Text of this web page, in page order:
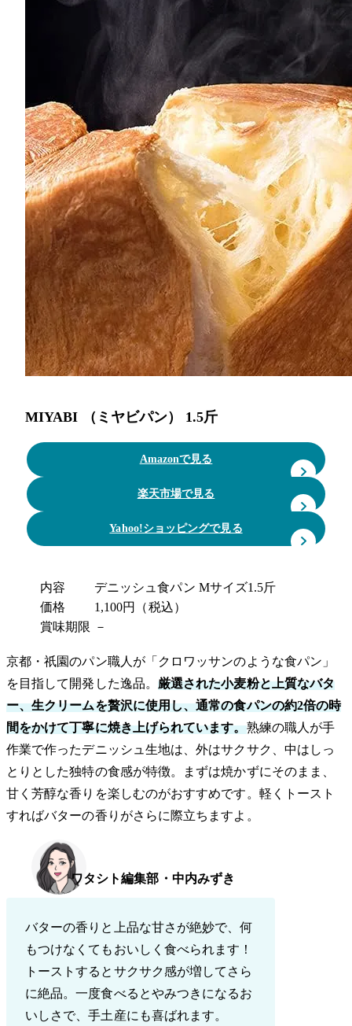
MIYABI （ミヤビパン） 1.5斤
Amazonで見る
楽天市場で見る
Yahoo!ショッピングで見る
内容
デニッシュ食パン Mサイズ1.5斤
価格
1,100円（税込）
賞味期限 －
京都・祇園のパン職人が「クロワッサンのような食パン」
を目指して開発した逸品。 厳選された小麦粉と上質なバタ
ー、生クリームを贅沢に使用し、通常の食パンの約2倍の時
間をかけて丁寧に焼き上げられています。熟練の職人が手
作業で作ったデニッシュ生地は、外はサクサク、中はしっ
とりとした独特の食感が特徴。まずは焼かずにそのまま、
甘く芳醇な香りを楽しむのがおすすめです。軽くトースト
すればバターの香りがさらに際立ちますよ。
ワタシト編集部・中内みずき
バターの香りと上品な甘さが絶妙で、何
もつけなくてもおいしく食べられます！
トーストするとサクサク感が増してさら
に絶品。一度食べるとやみつきになるお
いしさで、手土産にも喜ばれます。